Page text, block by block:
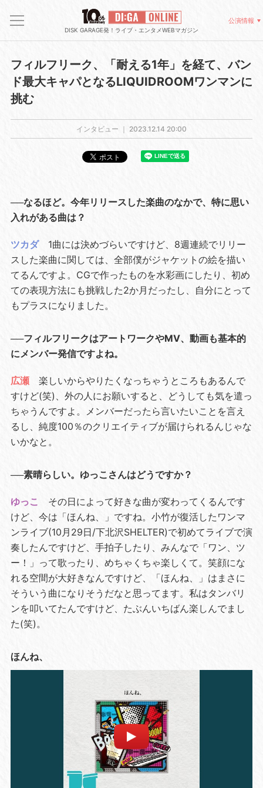
DISK GARAGE発！ライブ・エンタメWEBマガジン
公演情報
フィルフリーク、「耐える1年」を経て、バン
ド最大キャパとなるLIQUIDROOMワンマンに
挑む
インタビュー ｜ 2023.12.14 20:00
──なるほど。今年リリースした楽曲のなかで、特に思い
入れがある曲は？
ツカダ
1曲には決めづらいですけど、8週連続でリリー
スした楽曲に関しては、全部僕がジャケットの絵を描い
てるんですよ。CGで作ったものを水彩画にしたり、初め
ての表現方法にも挑戦した2か月だったし、自分にとって
もプラスになりました。
──フィルフリークはアートワークやMV、動画も基本的
にメンバー発信ですよね。
広瀬
楽しいからやりたくなっちゃうところもあるんで
すけど(笑)、外の人にお願いすると、どうしても気を遣っ
ちゃうんですよ。メンバーだったら言いたいことを言え
るし、純度100％のクリエイティブが届けられるんじゃな
いかなと。
──素晴らしい。ゆっこさんはどうですか？
ゆっこ
その日によって好きな曲が変わってくるんです
けど、今は「ほんね、」ですね。小竹が復活したワンマ
ンライブ(10月29日/下北沢SHELTER)で初めてライブで演
奏したんですけど、手拍子したり、みんなで「ワン、ツ
ー！」って歌ったり、めちゃくちゃ楽しくて。笑顔にな
れる空間が大好きなんですけど、「ほんね、」はまさに
そういう曲になりそうだなと思ってます。私はタンバリ
ンを叩いてたんですけど、たぶんいちばん楽しんでまし
た(笑)。
ほんね、